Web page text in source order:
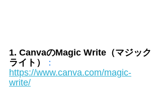
1. CanvaのMagic Write（マジック
ライト）
：
https://www.canva.com/magic-
write/